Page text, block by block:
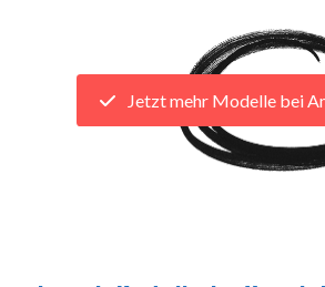
Jetzt mehr Modelle bei